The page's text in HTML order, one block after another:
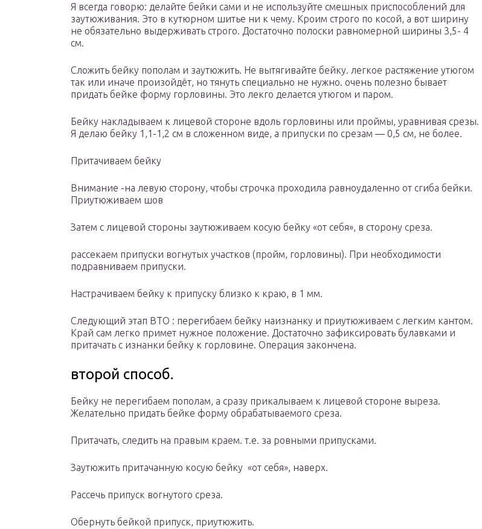
Я всегда говорю: делайте бейки сами и не используйте смешных приспособлений для
заутюживания. Это в кутюрном шитье ни к чему. Кроим строго по косой, а вот ширину
не обязательно выдерживать строго. Достаточно полоски равномерной ширины 3,5- 4
см.
Сложить бейку пополам и заутюжить. Не вытягивайте бейку. легкое растяжение утюгом
так или иначе произойдёт, но тянуть специально не нужно. очень полезно бывает
придать бейке форму горловины. Это лекго делается утюгом и паром.
Бейку накладываем к лицевой стороне вдоль горловины или проймы, уравнивая срезы.
Я делаю бейку 1,1-1,2 см в сложенном виде, а припуски по срезам — 0,5 см, не более.
Притачиваем бейку
Внимание -на левую сторону, чтобы строчка проходила равноудаленно от сгиба бейки.
Приутюживаем шов
Затем с лицевой стороны заутюживаем косую бейку «от себя», в сторону среза.
рассекаем припуски вогнутых участков (пройм, горловины). При необходимости
подравниваем припуски.
Настрачиваем бейку к припуску близко к краю, в 1 мм.
Следующий этап ВТО : перегибаем бейку наизнанку и приутюживаем с легким кантом.
Край сам легко примет нужное положение. Достаточно зафиксировать булавками и
притачать с изнанки бейку к горловине. Операция закончена.
второй способ.
Бейку не перегибаем пополам, а сразу прикалываем к лицевой стороне выреза.
Желательно придать бейке форму обрабатываемого среза.
Притачать, следить на правым краем. т.е. за ровными припусками.
Заутюжить притачанную косую бейку «от себя», наверх.
Рассечь припуск вогнутого среза.
Обернуть бейкой припуск, приутюжить.